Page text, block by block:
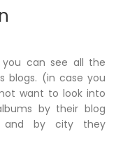
can see all the
blogs. (in case you
want to look into
by their blog
and by city they